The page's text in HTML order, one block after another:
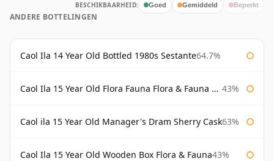
BESCHIKBAARHEID: Goed Gemiddeld Beperkt
ANDERE BOTTELINGEN
Caol Ila 14 Year Old Bottled 1980s Sestante64.7%
Caol Ila 15 Year Old Flora Fauna Flora & Fauna Flora 43%
Caol ila 15 Year Old Manager's Dram Sherry Cask63%
Caol Ila 15 Year Old Wooden Box Flora & Fauna43%